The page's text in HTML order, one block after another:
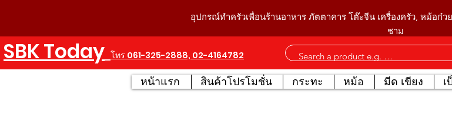
อุปกรณ์ทำครัวเพื่อนร้านอาหาร ภัตตาคาร โต๊ะจีน เครื่องครัว, หม้อก๋ว
ชาม
SBK Today โทร 061-325-2888, 02-4164782
หน้าแรก สินค้าโปรโมชั่น กระทะ หม้อ มีด เขียง เ